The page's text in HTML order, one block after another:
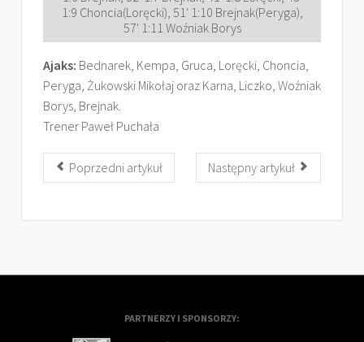
1:9 Choncia(Loręcki), 51' 1:10 Brejnak(Peryga),
57' 1:11 Woźniak Borys
Ajaks: Bednarek, Kempa, Gruca, Loręcki, Choncia,
Peryga, Żukowski Mikołaj oraz Karna, Liczko, Woźniak
Borys, Brejnak.
Trener Paweł Puchała
Poprzedni artykuł Następny artykuł
PARTNERZY I SPONSORZY: